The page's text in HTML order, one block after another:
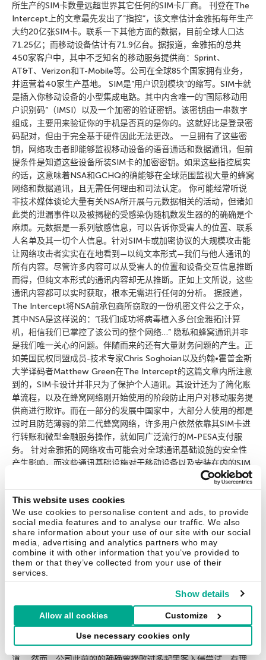
This website uses cookies
We use cookies to personalise content and ads, to provide
social media features and to analyse our traffic. We also
share information about your use of our site with our social
media, advertising and analytics partners who may
combine it with other information that you’ve provided to
them or that they’ve collected from your use of their
services.
Show details
Allow all cookies Customize
Use necessary cookies only
所生产的SIM卡数量远超世界其它任何的SIM卡厂商。 刊登在The
Intercept上的文章最先发出了”指控”，该文章估计金雅拓每年生产
大约20亿张SIM卡。联系一下其他方面的数据，目前全球人口达
71.25亿；而移动设备估计有71.9亿台。据报道，金雅拓的总共
450家客户中，其中不乏知名的移动服务提供商：Sprint、
AT&T、Verizon和T-Mobile等。公司在全球85个国家拥有业务，
并运营着40家生产基地。 SIM是”用户识别模块”的缩写。SIM卡就
是插入你移动设备的小型集成电路。其中内含唯一的”国际移动用
户识别码”（IMSI）以及一个加密的验证密钥。该密钥由一串数字
组成，主要用来验证你的手机是否真的是你的。这就好比是登录密
码配对，但由于完全基于硬件因此无法更改。 一旦拥有了这些密
钥，网络攻击者即能够监视移动设备的语音通话和数据通讯，但前
提条件是知道这些设备所装SIM卡的加密密钥。如果这些指控属实
的话，这意味着NSA和GCHQ的确能够在全球范围监视大量的蜂窝
网络和数据通讯，且无需任何理由和司法认定。 你可能经常听说
非技术媒体谈论大量有关NSA所开展与元数据相关的活动，但诸如
此类的泄漏事件以及被揭秘的受感染伪随机数发生器的的确确是个
麻烦。元数据是一系列敏感信息，可以告诉你受害人的位置、联系
人名单及其一切个人信息。针对SIM卡或加密协议的大规模攻击能
让网络攻击者实实在在地看到—以纯文本形式—我们与他人通讯的
所有内容。尽管许多内容可以从受害人的位置和设备交互信息推断
而得，但纯文本形式的通讯内容却无从推断。正如上文所说，这些
通讯内容都可以实时获取，根本无需进行任何的分析。 据报道，
The Intercept将NSA前承包商所窃取的一份机密文件公之于众，
其中NSA是这样说的：”[我们]成功将病毒植入多台[金雅拓]计算
机，相信我们已掌控了该公司的整个网络…” 隐私和蜂窝通讯并非
是我们唯一关心的问题。伴随而来的还有大量财务问题的产生。正
如美国民权同盟成员-技术专家Chris Soghoian以及约翰•霍普金斯
大学译码者Matthew Green在The Intercept的这篇文章内所注意
到的，SIM卡设计并非只为了保护个人通讯。其设计还为了简化账
单流程，以及在蜂窝网络刚开始使用的阶段防止用户对移动服务提
供商进行欺诈。而在一部分的发展中国家中，大部分人使用的都是
过时且防范薄弱的第二代蜂窝网络，许多用户依然依靠其SIM卡进
行转账和微型金融服务操作，就如同广泛流行的M-PESA支付服
务。 针对金雅拓的网络攻击可能会对全球通讯基础设施的安全性
产生影响，而这些通讯基础设施对于移动设备以及安装在内的SIM
卡的依赖性越来越高。 不仅仅只有发展中国家会产生经济问题：
金雅拓还是芯片以及使用PIN码或EMV支付卡内微芯片的大型制造
商，此类支付卡则是欧洲最主要的支付方式。这些支付卡同样也有
被感染的可能性。据the Intercept报道，金雅拓所生产的芯片还
被广泛应用于大楼门禁、电子护照、身份证以及某几款豪华汽车品
牌（宝马和奥迪等）的钥匙。如果你的芯片和PIN码银行卡是由维
萨、万事达、美国运通、摩根大通或巴克莱发行的话，那你支付卡
内的芯片很有可能就是金雅拓所生产，而里面的加密密钥也可能已
经被病毒感染。 尽管受到一系列的指控以及在所谓的秘密文件中
也被谈及，作为当事方的金雅拓却坚决否认其网络安全已受到病毒
的感染。 “不论是在运行SIM活动的基础设施，还是安全网络的其
它部分，我们都没有发现任何黑客入侵的迹象，因此不会对诸如银
行卡、身份证或电子护照在内的其他产品产生危害。我们每一个网
络都单独分开，也从未与外部网络连接。”公司在其声明中这样说